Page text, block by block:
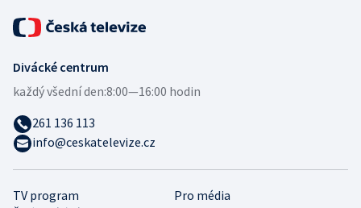
TV program
Pro média
Divácké centrum
každý všední den:8:00—16:00 hodin
261 136 113
info@ceskatelevize.cz